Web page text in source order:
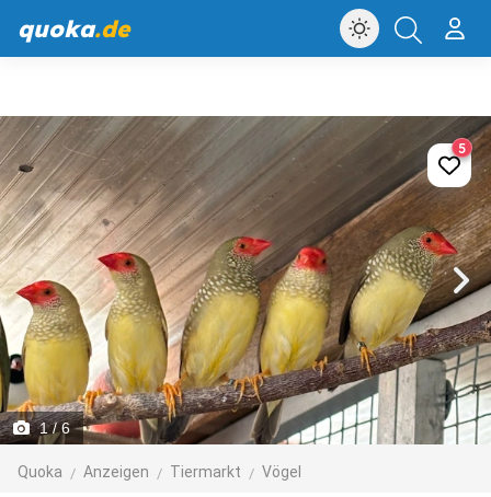
quoka.de
1/ 6
Quoka Anzeigen Tiermarkt Vögel
5